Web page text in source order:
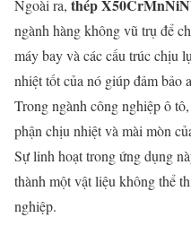
Ngoài ra, thép
ngành hàng không vũ trụ để
máy bay và các cấu trúc chịu
nhiệt tốt của nó giúp đảm bảo
Trong ngành công nghiệp ô
phận chịu nhiệt và mài mòn
Sự linh hoạt trong ứng dụng
thành một vật liệu không thể
nghiệp.